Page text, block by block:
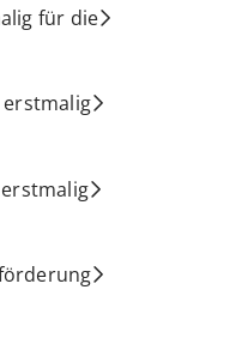
für die
erstmalig